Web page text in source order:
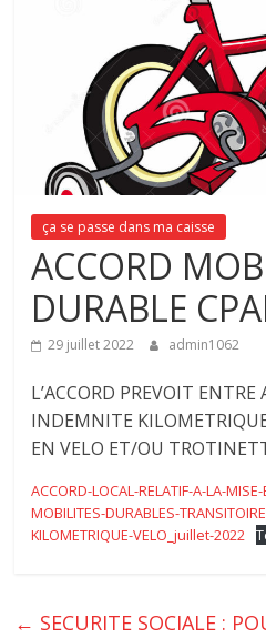
ça se passe dans ma caisse
ACCORD
DURABLE
29 juillet 2022 admin1062
L’ACCORD PREVOIT ENTRE
INDEMNITE
EN VELO ET/OU
ACCORD-LOCAL-RELATIF-A-LA-
MOBILITES-DURABLES-
KILOMETRIQUE-VELO_juillet-2022
← SECURITE SOCIALE :